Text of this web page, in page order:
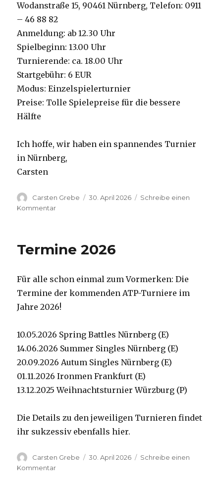
Wodanstraße 15, 90461 Nürnberg, Telefon: 0911
– 46 88 82
Anmeldung: ab 12.30 Uhr
Spielbeginn: 13.00 Uhr
Turnierende: ca. 18.00 Uhr
Startgebühr: 6 EUR
Modus: Einzelspielerturnier
Preise: Tolle Spielepreise für die bessere
Hälfte
Ich hoffe, wir haben ein spannendes Turnier
in Nürnberg,
Carsten
Autor
Carsten Grebe
Veröffentlicht
30. April 2026
Schreibe einen
Kommentar
am
Termine 2026
Für alle schon einmal zum Vormerken: Die
Termine der kommenden ATP-Turniere im
Jahre 2026!
10.05.2026 Spring Battles Nürnberg (E)
14.06.2026 Summer Singles Nürnberg (E)
20.09.2026 Autum Singles Nürnberg (E)
01.11.2026 Ironmen Frankfurt (E)
13.12.2025 Weihnachtsturnier Würzburg (P)
Die Details zu den jeweiligen Turnieren findet
ihr sukzessiv ebenfalls hier.
Autor
Carsten Grebe
Veröffentlicht
30. April 2026
Schreibe einen
Kommentar